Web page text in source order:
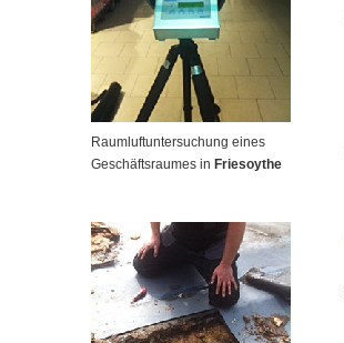
Raumluftuntersuchung eines
Geschäftsraumes in Friesoythe